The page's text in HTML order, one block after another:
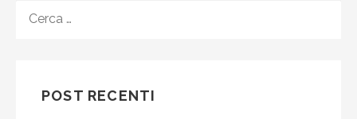
PER:
POST RECENTI